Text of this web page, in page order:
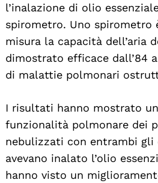
l’inalazione di olio
spirometro. Uno spirometro
misura la capacità dell’aria
dimostrato efficace dall’84
di malattie polmonari
I risultati hanno mostrato
funzionalità polmonare dei
nebulizzati con entrambi gli
avevano inalato l’olio
hanno visto un